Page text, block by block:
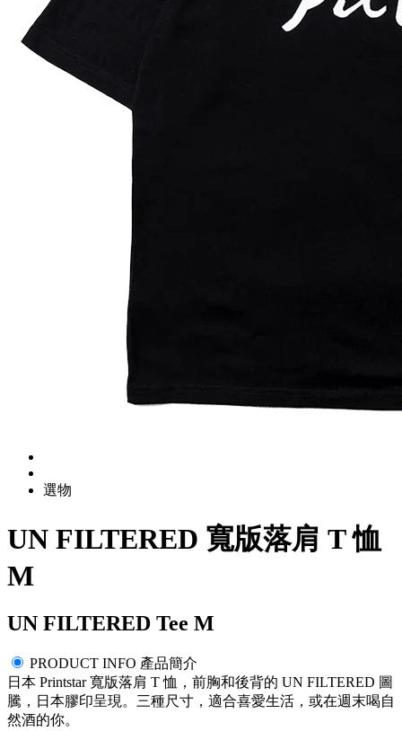
選物
UN FILTERED 寬版落肩 T 恤
M
UN FILTERED Tee M
PRODUCT INFO 產品簡介
日本 Printstar 寬版落肩 T 恤，前胸和後背的 UN FILTERED 圖
騰，日本膠印呈現。三種尺寸，適合喜愛生活，或在週末喝自
然酒的你。